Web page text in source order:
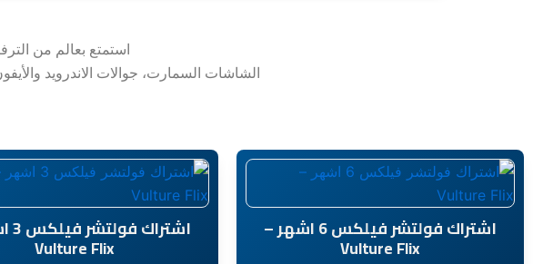
استمتع بعالم من
الشاشات السمارت، جوالات الاندرويد
اشتراك فولتشر فيلكس 6 اشهر –
Vulture Flix
Vulture Flix